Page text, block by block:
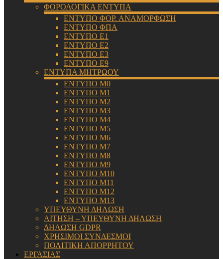
ΦΟΡΟΛΟΓΙΚΑ ΕΝΤΥΠΑ
ΕΝΤΥΠΟ ΦΟΡ. ΑΝΑΜΟΡΦΩΣΗ
ΕΝΤΥΠΟ ΦΠΑ
ΕΝΤΥΠΟ Ε1
ΕΝΤΥΠΟ Ε2
ΕΝΤΥΠΟ Ε3
ΕΝΤΥΠΟ Ε9
ΕΝΤΥΠΑ ΜΗΤΡΩΟΥ
ΕΝΤΥΠΟ Μ0
ΕΝΤΥΠΟ Μ1
ΕΝΤΥΠΟ Μ2
ΕΝΤΥΠΟ Μ3
ΕΝΤΥΠΟ Μ4
ΕΝΤΥΠΟ Μ5
ΕΝΤΥΠΟ Μ6
ΕΝΤΥΠΟ Μ7
ΕΝΤΥΠΟ Μ8
ΕΝΤΥΠΟ Μ9
ΕΝΤΥΠΟ Μ10
ΕΝΤΥΠΟ Μ11
ΕΝΤΥΠΟ Μ12
ΕΝΤΥΠΟ Μ13
ΥΠΕΥΘΥΝΗ ΔΗΛΩΣΗ
ΑΙΤΗΣΗ – ΥΠΕΥΘΥΝΗ ΔΗΛΩΣΗ
ΔΗΛΩΣΗ GDPR
ΧΡΗΣΙΜΟΙ ΣΥΝΔΕΣΜΟΙ
ΠΟΛΙΤΙΚΗ ΑΠΟΡΡΗΤΟΥ
ΕΡΓΑΣΙΑΣ